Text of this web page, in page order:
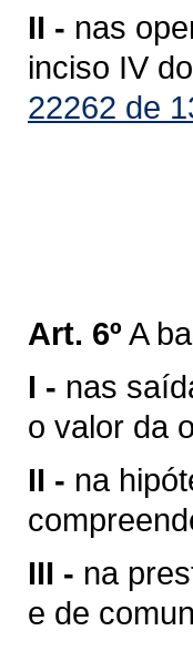
II - nas
inciso IV
22262 de
Art. 6º A
I - nas
o valor da
II - na
III - na
e de